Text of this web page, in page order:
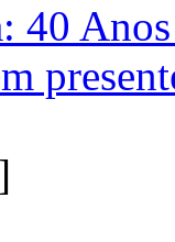
40